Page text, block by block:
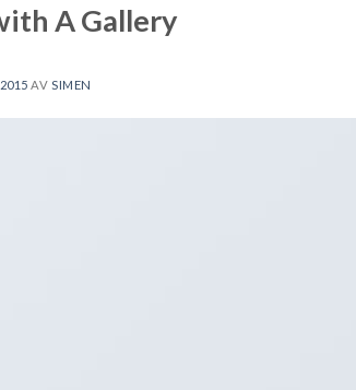
A Gallery
AV SIMEN